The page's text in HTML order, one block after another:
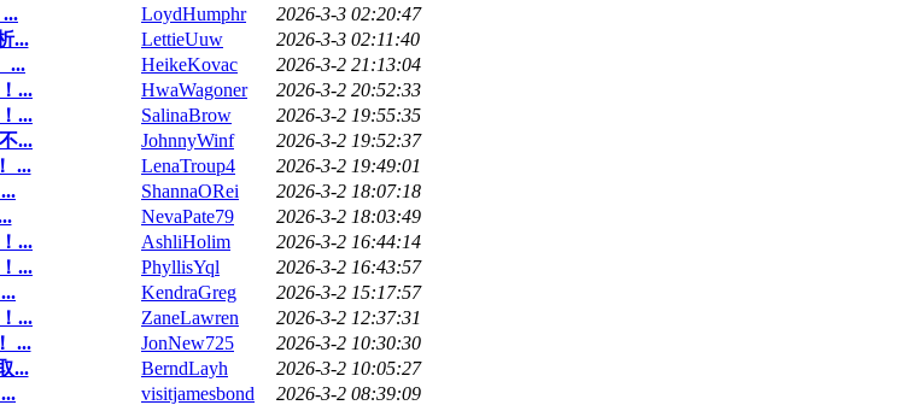
LoydHumphr
2026-3-3 02:20:47
... LettieUuw
2026-3-3 02:11:40
... HeikeKovac
2026-3-2 21:13:04
... HwaWagoner
2026-3-2 20:52:33
... SalinaBrow
2026-3-2 19:55:35
... JohnnyWinf
2026-3-2 19:52:37
... LenaTroup4
2026-3-2 19:49:01
ShannaORei
2026-3-2 18:07:18
NevaPate79
2026-3-2 18:03:49
... AshliHolim
2026-3-2 16:44:14
... PhyllisYql
2026-3-2 16:43:57
KendraGreg
2026-3-2 15:17:57
... ZaneLawren
2026-3-2 12:37:31
... JonNew725
2026-3-2 10:30:30
... BerndLayh
2026-3-2 10:05:27
visitjamesbond
2026-3-2 08:39:09